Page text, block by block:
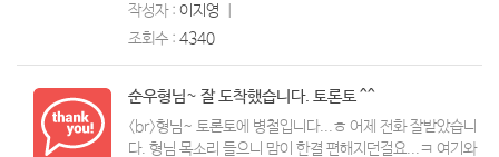
작성자 : 이지영
조회수 : 4340
순우형님~ 잘 도착했습니다. 토론토 ^^
<br>형님~ 토론토에 병철입니다...ㅎ 어제 전화 잘받았습니
다. 형님 목소리 들으니 맘이 한결 편해지던걸요...ㅋ 여기와